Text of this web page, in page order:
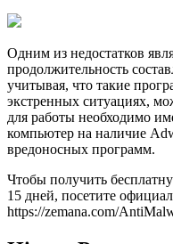
Одним из недостатков
продолжительность
учитывая, что такие
экстренных ситуациях,
для работы необходимо
компьютер на наличие
вредоносных программ.
Чтобы получить
15 дней, посетите
https://zemana.com/